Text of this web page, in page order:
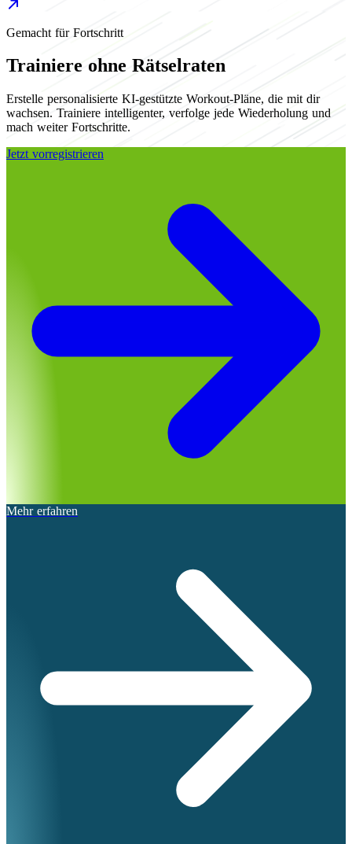
Gemacht für Fortschritt
Trainiere ohne Rätselraten
Erstelle personalisierte KI-gestützte Workout-Pläne, die mit dir
wachsen. Trainiere intelligenter, verfolge jede Wiederholung und
mach weiter Fortschritte.
Jetzt vorregistrieren
Mehr erfahren